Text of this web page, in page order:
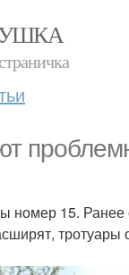
номер 15.
тротуары